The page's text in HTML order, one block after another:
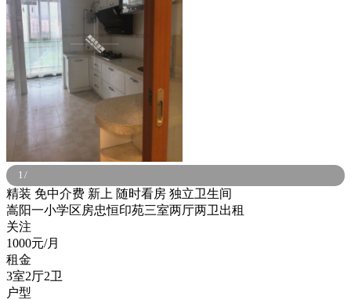
1/
精装 免中介费 新上 随时看房 独立卫生间
嵩阳一小学区房忠恒印苑三室两厅两卫出租
关注
1000元/月
租金
3室2厅2卫
户型